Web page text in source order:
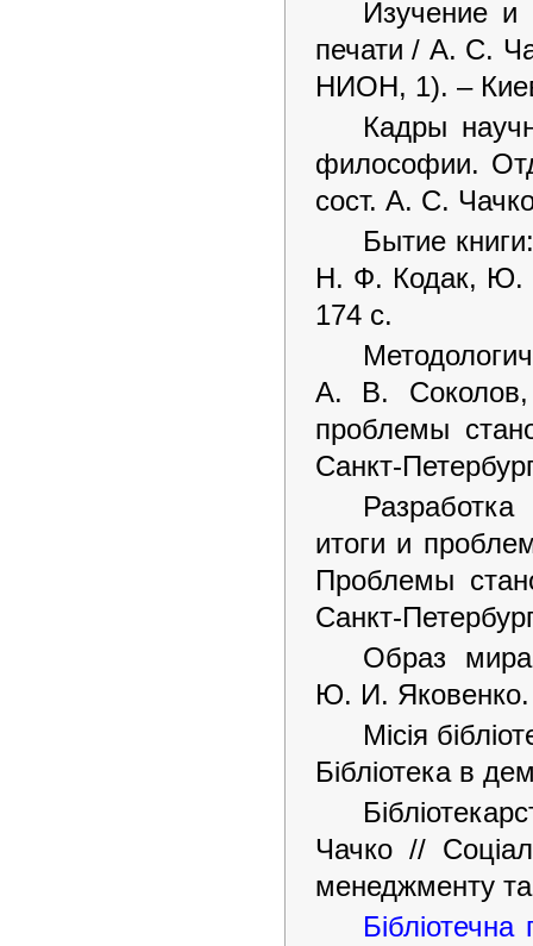
Изучение и
печати / А. С.
НИОН, 1). –
Кадры
философии.
сост. А. С.
Бытие
Н. Ф. Кодак, Ю.
174 с.
А. В. Соколов,
проблемы
Санкт-
итоги и
Проблемы
Санкт-
Образ
Ю. И. Яковенко.
Місія
Бібліотека в
Чачко //
менеджменту